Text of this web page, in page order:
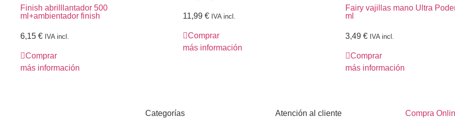
Finish abrilllantador 500
ml+ambientador finish
6,15 € IVA incl.
Comprar
más información
11,99 € IVA incl.
Comprar
más información
Fairy vajillas mano Ultra
ml
3,49 € IVA incl.
Comprar
más información
Categorías Atención al cliente Compra